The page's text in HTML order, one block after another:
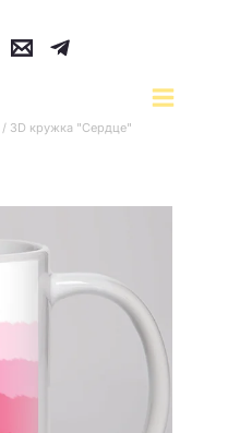
/ 3D кружка "Сердце"